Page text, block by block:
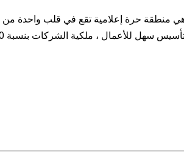
منطقة حرة إعلامية تقع في قلب واحدة من